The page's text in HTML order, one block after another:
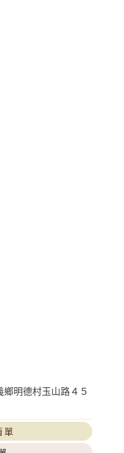
鄉明德村玉山路４５
單